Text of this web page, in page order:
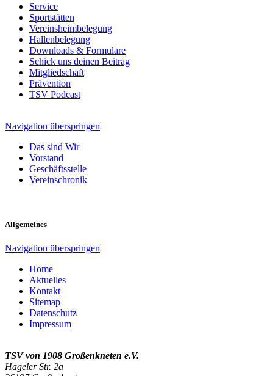
Service
Sportstätten
Vereinsheimbelegung
Hallenbelegung
Downloads & Formulare
Schick uns deinen Beitrag
Mitgliedschaft
Prävention
TSV Podcast
Navigation überspringen
Das sind Wir
Vorstand
Geschäftsstelle
Vereinschronik
Allgemeines
Navigation überspringen
Home
Aktuelles
Kontakt
Sitemap
Datenschutz
Impressum
TSV von 1908 Großenkneten e.V.
Hageler Str. 2a